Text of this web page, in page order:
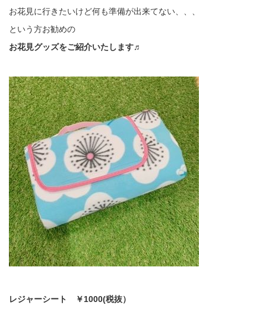
お花見に行きたいけど何も準備が出来てない、、、
という方お勧めの
お花見グッズをご紹介いたします♬
レジャーシート ￥1000(税抜）